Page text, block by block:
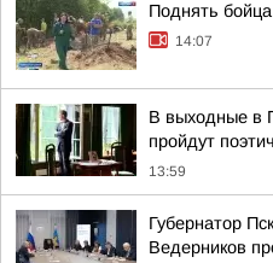
Поднять
14:07
В выходные в
пройдут
13:59
Губернатор
Ведерников